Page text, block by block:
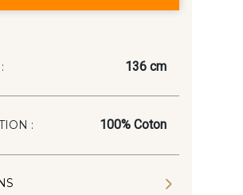
136 cm
: 100% Coton